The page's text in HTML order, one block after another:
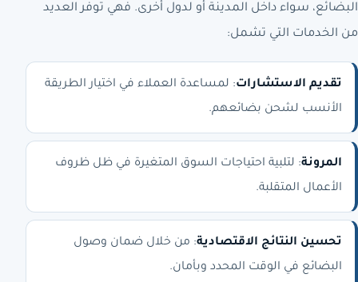
البضائع، سواء داخل المدينة أو لدول أخرى. فهي توفر العديد
من الخدمات التي تشمل:
تقديم الاستشارات: لمساعدة العملاء في اختيار الطريقة
الأنسب لشحن بضائعهم.
المرونة: لتلبية احتياجات السوق المتغيرة في ظل ظروف
الأعمال المتقلبة.
تحسين النتائج الاقتصادية: من خلال ضمان وصول
البضائع في الوقت المحدد وبأمان.